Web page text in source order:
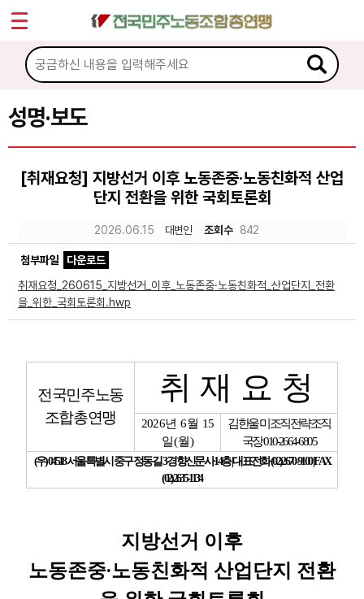
성명·보도
[취재요청] 지방선거 이후 노동존중·노동친화적 산업
단지 전환을 위한 국회토론회
2026.06.15 대변인 조회수 842
첨부파일
다운로드
취재요청_260615_지방선거_이후_노동존중·노동친화적_산업단지_전환
을_위한_국회토론회.hwp
전국민주노동
조합총연맹
취 재 요 청
2026년6월 15
일(월)
김한울 미조직전략조직
국장010-2664-6805
(우) 04518서울특별시 중구 정동길3경향신문사14층|대표전화(02)2670-9100 | FAX
(02)2635-1134
지방선거 이후
노동존중·노동친화적 산업단지 전환
마이페이지
소개
소식
공지사항
성명·보도
노동상담
자료
업무
Sketchbook5, 스케치북5
Sketchbook5, 스케치북5